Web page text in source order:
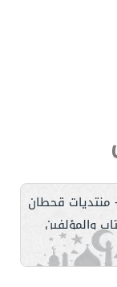
قحطان
والمؤلفين